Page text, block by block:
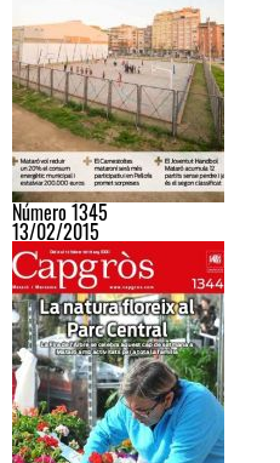
Número 1345
13/02/2015